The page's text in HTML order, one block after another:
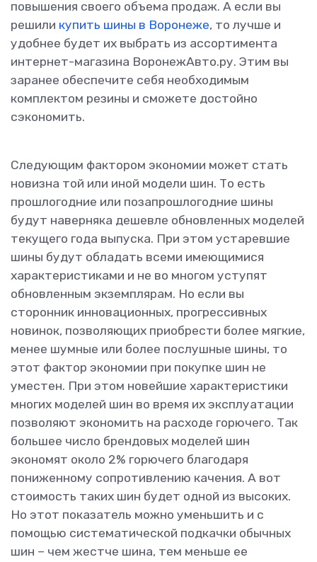
повышения своего объема продаж. А если вы
решили купить шины в Воронеже, то лучше и
удобнее будет их выбрать из ассортимента
интернет-магазина ВоронежАвто.ру. Этим вы
заранее обеспечите себя необходимым
комплектом резины и сможете достойно
сэкономить.
Следующим фактором экономии может стать
новизна той или иной модели шин. То есть
прошлогодние или позапрошлогодние шины
будут наверняка дешевле обновленных моделей
текущего года выпуска. При этом устаревшие
шины будут обладать всеми имеющимися
характеристиками и не во многом уступят
обновленным экземплярам. Но если вы
сторонник инновационных, прогрессивных
новинок, позволяющих приобрести более мягкие,
менее шумные или более послушные шины, то
этот фактор экономии при покупке шин не
уместен. При этом новейшие характеристики
многих моделей шин во время их эксплуатации
позволяют экономить на расходе горючего. Так
большее число брендовых моделей шин
экономят около 2% горючего благодаря
пониженному сопротивлению качения. А вот
стоимость таких шин будет одной из высоких.
Но этот показатель можно уменьшить и с
помощью систематической подкачки обычных
шин – чем жестче шина, тем меньше ее